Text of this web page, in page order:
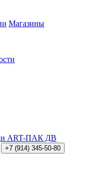
Магазины
+7 (914) 345-50-80